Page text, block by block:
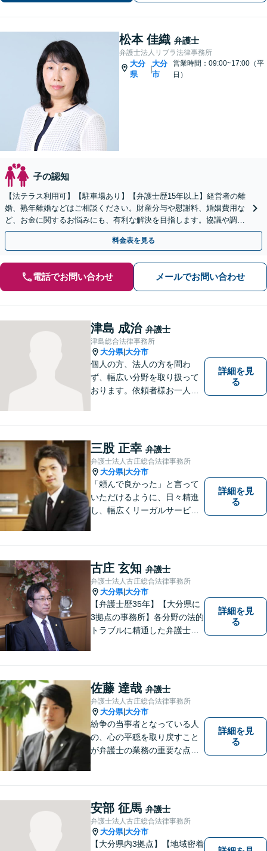
松本 佳織 弁護士
弁護士法人リブラ法律事務所
大分
県
|
大分
市
営業時間：09:00~17:00（平
日）
子の認知
【法テラス利用可】【駐車場あり】【弁護士歴15年以上】経営者の離
婚、熟年離婚などはご相談ください。財産分与や慰謝料、婚姻費用な
ど、お金に関するお悩みにも、有利な解決を目指します。協議や調
停、訴訟で代理人として適切に交渉いたします【完全個室】
料金表を見る
電話でお問い合わせ メールでお問い合わせ
津島 成治 弁護士
津島総合法律事務所
大分県|大分市
個人の方、法人の方を問わ
ず、幅広い分野を取り扱って
おります。依頼者様お一人お
させていただきます。法律問
題でお困りの方はぜひご相談
ください。
詳細を見
る
三股 正幸 弁護士
弁護士法人古庄総合法律事務所
大分県|大分市
「頼んで良かった」と言って
いただけるように、日々精進
し、幅広くリーガルサービス
詳細を見
る
古庄 玄知 弁護士
弁護士法人古庄総合法律事務所
大分県|大分市
【弁護士歴35年】【大分県に
3拠点の事務所】各分野の法的
トラブルに精通した弁護士で
します。お気軽に相談しやす
いアットホームな雰囲気の事
務所です。
詳細を見
る
佐藤 達哉 弁護士
弁護士法人古庄総合法律事務所
大分県|大分市
紛争の当事者となっている人
の、心の平穏を取り戻すこと
が弁護士の業務の重要な点と
詳細を見
る
安部 征馬 弁護士
弁護士法人古庄総合法律事務所
大分県|大分市
【大分県内3拠点】【地域密着